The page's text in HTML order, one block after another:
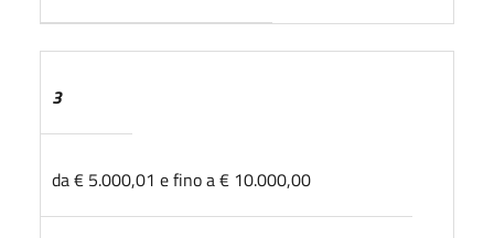
3
da € 5.000,01 e fino a € 10.000,00